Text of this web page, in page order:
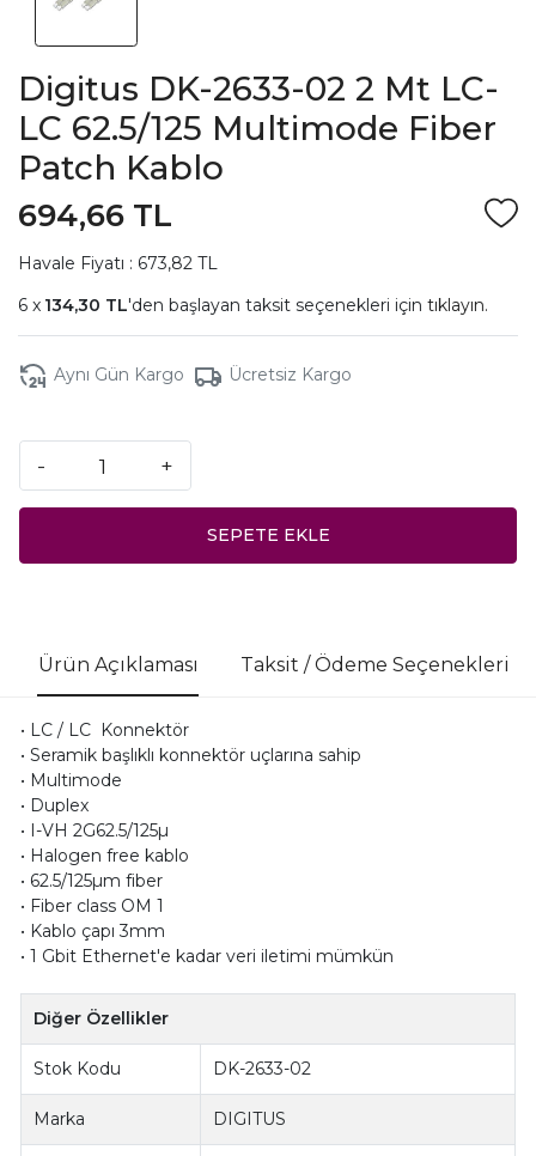
Digitus DK-2633-02 2 Mt LC-
LC 62.5/125 Multimode Fiber
Patch Kablo
694,66 TL
Havale Fiyatı : 673,82 TL
134,30 TL'den başlayan taksit seçenekleri için tıklayın.
Aynı Gün Kargo Ücretsiz Kargo
- +
SEPETE EKLE
Ürün Açıklaması Taksit / Ödeme Seçenekleri
• LC / LC Konnektör
• Seramik başlıklı konnektör uçlarına sahip
• Multimode
• Duplex
• I-VH 2G62.5/125µ
• Halogen free kablo
• 62.5/125µm fiber
• Fiber class OM 1
• Kablo çapı 3mm
• 1 Gbit Ethernet'e kadar veri iletimi mümkün
Diğer Özellikler
Stok Kodu DK-2633-02
Marka DIGITUS